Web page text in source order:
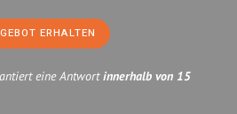
ERHALTEN
eine Antwortinnerhalb von 15